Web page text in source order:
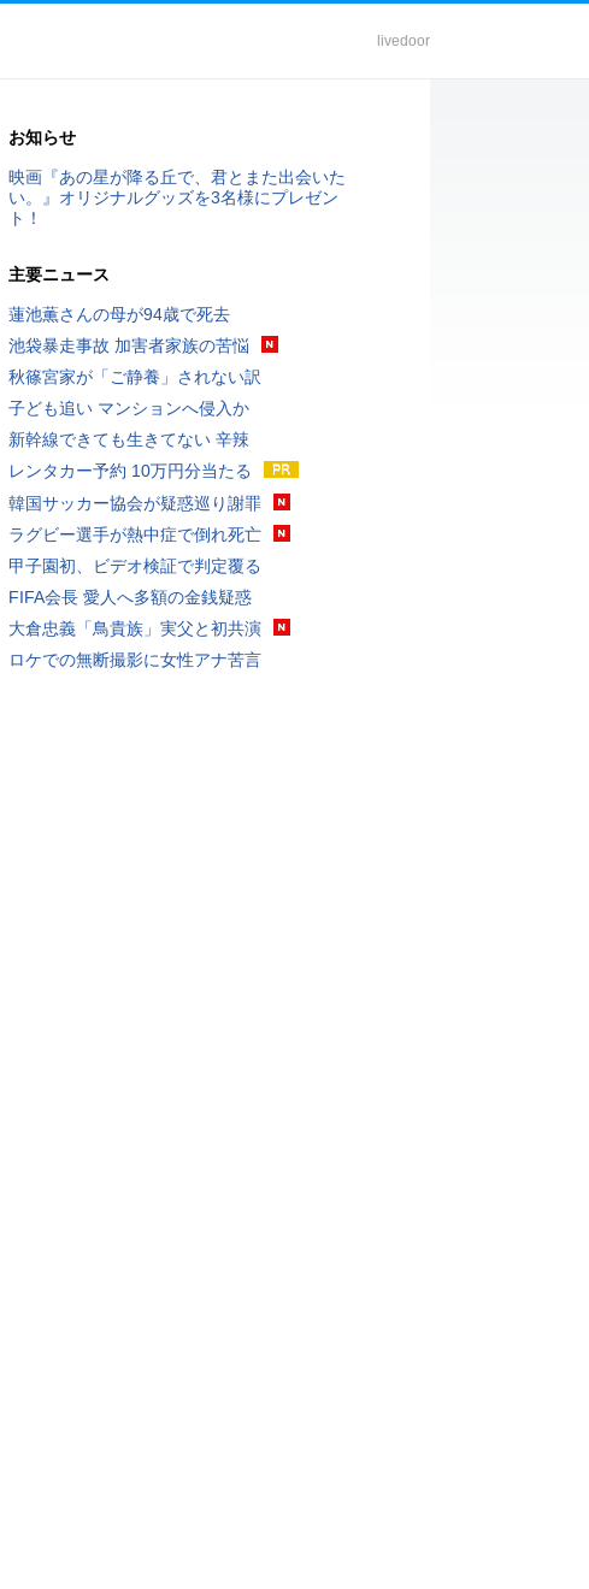
livedoor
お知らせ
映画『あの星が降る丘で、君とまた出会いた
い。』オリジナルグッズを3名様にプレゼン
ト！
主要ニュース
蓮池薫さんの母が94歳で死去
池袋暴走事故 加害者家族の苦悩
秋篠宮家が「ご静養」されない訳
子ども追い マンションへ侵入か
新幹線できても生きてない 辛辣
レンタカー予約 10万円分当たる
韓国サッカー協会が疑惑巡り謝罪
ラグビー選手が熱中症で倒れ死亡
甲子園初、ビデオ検証で判定覆る
FIFA会長 愛人へ多額の金銭疑惑
大倉忠義「鳥貴族」実父と初共演
ロケでの無断撮影に女性アナ苦言